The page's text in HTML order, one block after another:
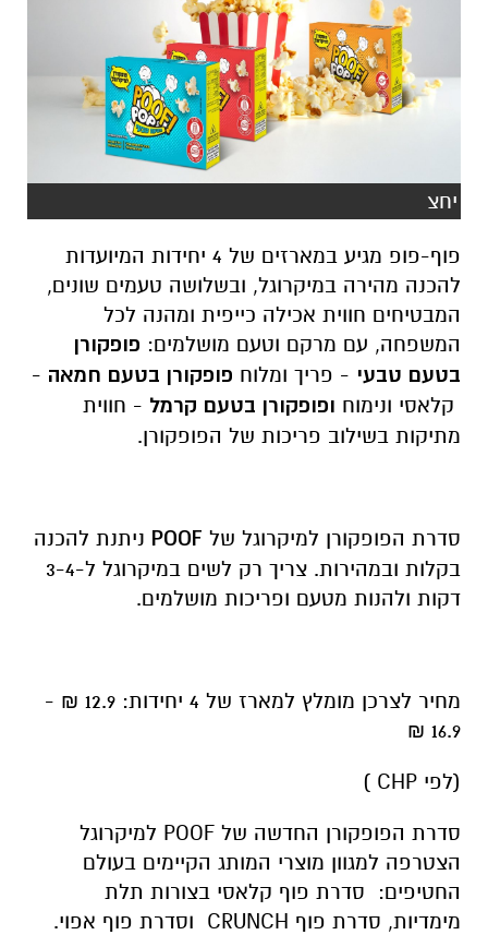
יחצ
פוף-פופ מגיע במארזים של 4 יחידות המיועדות
להכנה מהירה במיקרוגל, ובשלושה טעמים שונים,
המבטיחים חווית אכילה כייפית ומהנה לכל
המשפחה, עם מרקם וטעם מושלמים: פופקורן
בטעם טבעי - פריך ומלוח פופקורן בטעם חמאה -
קלאסי ונימוח ופופקורן בטעם קרמל - חווית
מתיקות בשילוב פריכות של הפופקורן.
סדרת הפופקורן למיקרוגל של POOF ניתנת להכנה
בקלות ובמהירות. צריך רק לשים במיקרוגל ל-3-4
דקות ולהנות מטעם ופריכות מושלמים.
מחיר לצרכן מומלץ למארז של 4 יחידות: 12.9 ₪ -
16.9 ₪
(לפי CHP )
סדרת הפופקורן החדשה של POOF למיקרוגל
הצטרפה למגוון מוצרי המותג הקיימים בעולם
החטיפים: סדרת פוף קלאסי בצורות תלת
מימדיות, סדרת פוף CRUNCH וסדרת פוף אפוי.